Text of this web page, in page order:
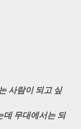
사람이 되고 싶
데 무대에서는 되